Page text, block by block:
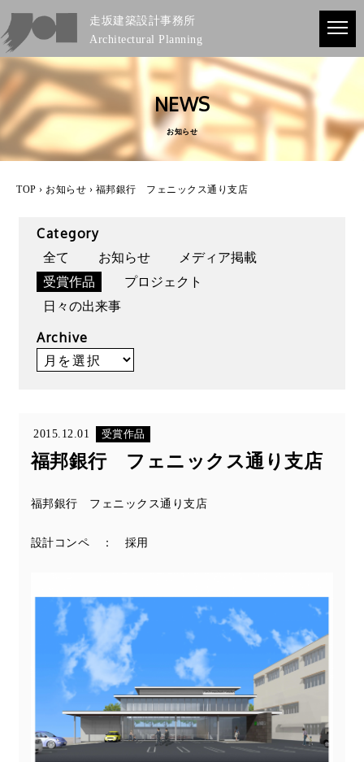
走坂建築設計事務所
Architectural Planning
NEWS
お知らせ
TOP › お知らせ › 福邦銀行 フェニックス通り支店
Category
全て お知らせ
メディア掲載
受賞作品
プロジェクト
日々の出来事
Archive
2015.12.01 受賞作品
福邦銀行 フェニックス通り支店
福邦銀行 フェニックス通り支店
設計コンペ ： 採用